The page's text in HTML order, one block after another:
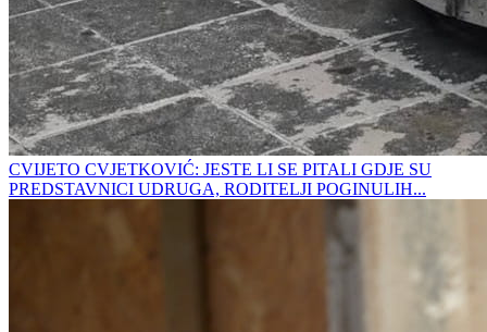
CVIJETO CVJETKOVIĆ: JESTE LI SE PITALI GDJE SU
PREDSTAVNICI UDRUGA, RODITELJI POGINULIH...